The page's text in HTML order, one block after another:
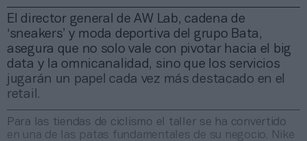
El director general de AW Lab, cadena de
‘sneakers’ y moda deportiva del grupo Bata,
asegura que no solo vale con pivotar hacia el big
data y la omnicanalidad, sino que los servicios
jugarán un papel cada vez más destacado en el
retail.
Para las tiendas de ciclismo el taller se ha convertido
en una de las patas fundamentales de su negocio. Nike